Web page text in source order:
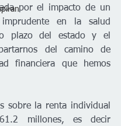
por el impacto de un
imprudente en la salud
plazo del estado y el
del camino de
financiera que hemos
sobre la renta individual
millones, es decir